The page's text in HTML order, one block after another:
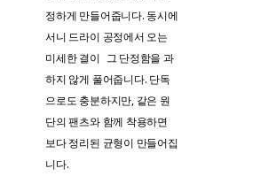
정하게 만들어줍니다. 동시에
서니 드라이 공정에서 오는
미세한 결이 그 단정함을 과
하지 않게 풀어줍니다. 단독
으로도 충분하지만, 같은 원
단의 팬츠와 함께 착용하면
보다 정리된 균형이 만들어집
니다.